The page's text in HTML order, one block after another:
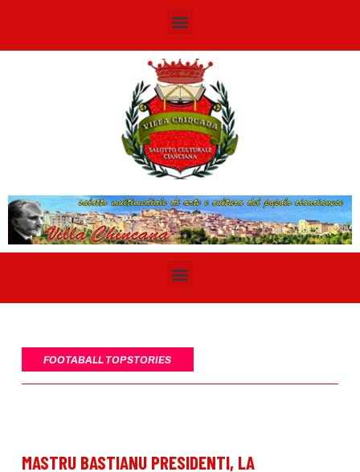
FOOTABALL TOP STORIES
MASTRU BASTIANU PRESIDENTI, LA